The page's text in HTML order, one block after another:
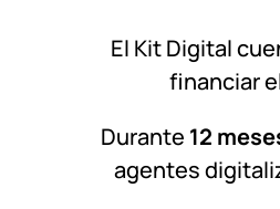
El Kit Digital
financiar
Durante 12
agentes